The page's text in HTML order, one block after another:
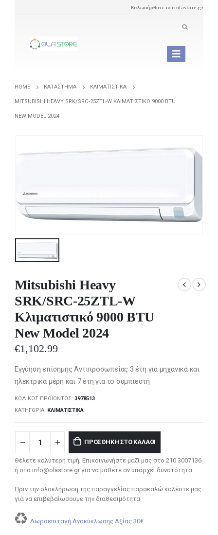
Καλωσήρθατε στο olastore.gr
HOME ΚΑΤΆΣΤΗΜΑ ΚΛΙΜΑΤΙΣΤΙΚΆ
MITSUBISHI HEAVY SRK/SRC-25ZTL-W ΚΛΙΜΑΤΙΣΤΙΚΌ 9000 BTU
NEW MODEL 2024
Mitsubishi Heavy
SRK/SRC-25ZTL-W
Κλιματιστικό 9000 BTU
New Model 2024
€1,102.99
Eγγύηση επίσημης Αντιπροσωπείας 3 έτη για μηχανικά και
ηλεκτρικά μέρη και 7 έτη για το συμπιεστή
ΚΩΔΙΚΌΣ ΠΡΟΪΌΝΤΟΣ: 3978513
ΚΑΤΗΓΟΡΊΑ: ΚΛΙΜΑΤΙΣΤΙΚΆ
ΠΡΟΣΘΉΚΗ ΣΤΟ ΚΑΛΆΘΙ
Θέλετε καλύτερη τιμή; Επικοινωνήστε μαζί μας στο 210 3007136
ή στο info@olastore.gr για να μάθετε αν υπάρχει δυνατότητα
Πριν την ολοκλήρωση της παραγγελίας παρακαλώ καλέστε μας
για να επιβεβαίωσουμε την διαθεσιμότητα
Δωροεπιταγή Ανακύκλωσης Αξίας 30€